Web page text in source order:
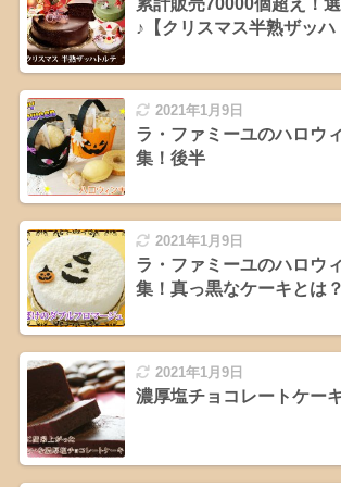
累計販売70000個超え！
♪【クリスマス半熟ザッハ
2021年1月9日
ラ・ファミーユのハロウ
集！後半
2021年1月9日
ラ・ファミーユのハロウ
集！真っ黒なケーキとは？
2021年1月9日
濃厚塩チョコレートケー